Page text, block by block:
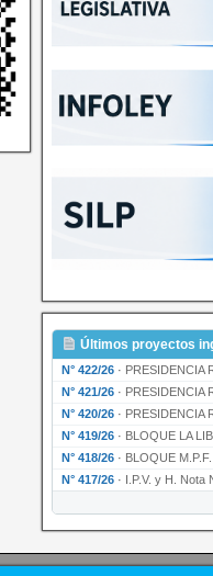
Últimos proyectos
N° 422/26 · PRESIDENCIA Resolución
N° 421/26 · PRESIDENCIA Resolución
N° 420/26 · PRESIDENCIA Resolución
N° 419/26 · BLOQUE LA LIBERTAD AVANZA
N° 418/26 · BLOQUE M.P.F. Proyecto de Ley
N° 417/26 · I.P.V. y H. Nota N° 1358/26 Dando